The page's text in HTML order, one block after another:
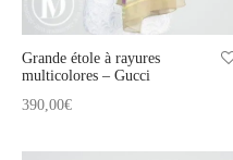
Grande étole à rayures
multicolores – Gucci
390,00€